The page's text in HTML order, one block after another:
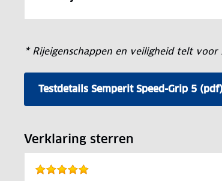
* Rijeigenschappen en veiligheid telt voor
Testdetails Semperit Speed-Grip 5 (pdf)
Verklaring sterren